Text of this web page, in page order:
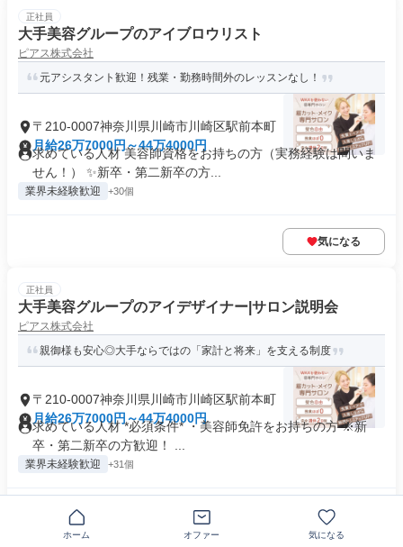
正社員
大手美容グループのアイブロウリスト
ピアス株式会社
元アシスタント歓迎！残業・勤務時間外のレッスンなし！
〒210-0007神奈川県川崎市川崎区駅前本町
月給26万7000円～44万4000円
求めている人材 美容師資格をお持ちの方（実務経験は問いま
せん！） ✨新卒・第二新卒の方...
業界未経験歓迎 +30個
気になる
正社員
大手美容グループのアイデザイナー|サロン説明会
ピアス株式会社
親御様も安心◎大手ならではの「家計と将来」を支える制度
〒210-0007神奈川県川崎市川崎区駅前本町
月給26万7000円～44万4000円
求めている人材 *必須条件* ・美容師免許をお持ちの方 ※新
卒・第二新卒の方歓迎！ ...
業界未経験歓迎 +31個
気になる
ホーム オファー 気になる